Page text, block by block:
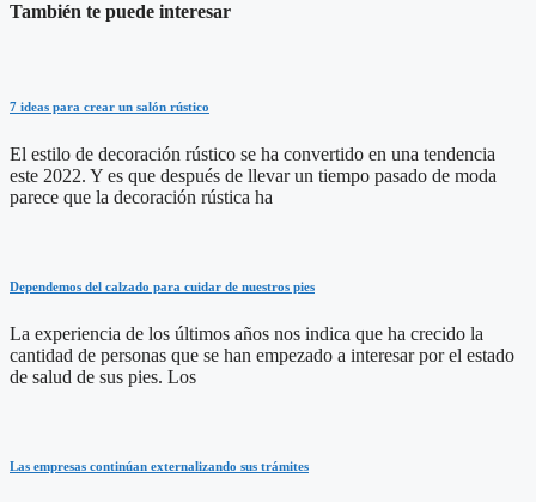
También te puede interesar
7 ideas para crear un salón rústico
El estilo de decoración rústico se ha convertido en una tendencia
este 2022. Y es que después de llevar un tiempo pasado de moda
parece que la decoración rústica ha
Dependemos del calzado para cuidar de nuestros pies
La experiencia de los últimos años nos indica que ha crecido la
cantidad de personas que se han empezado a interesar por el estado
de salud de sus pies. Los
Las empresas continúan externalizando sus trámites